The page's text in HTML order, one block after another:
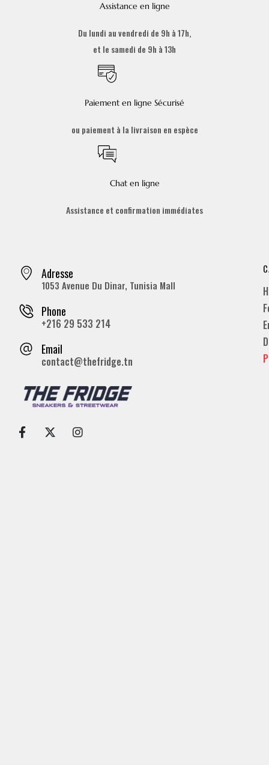
Assistance en ligne
Du lundi au vendredi de 9h à 17h,
et le samedi de 9h à 13h
Paiement en ligne Sécurisé
ou paiement à la livraison en espèce
Chat en ligne
Assistance et confirmation immédiates
Adresse
1053 Avenue Du Dinar, Tunisia Mall
Phone
+216 29 533 214
Email
contact@thefridge.tn